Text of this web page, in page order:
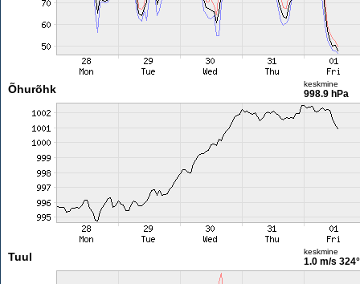
Õhurõhk keskmine
998.9 hPa
Tuul keskmine
1.0 m/s 324°